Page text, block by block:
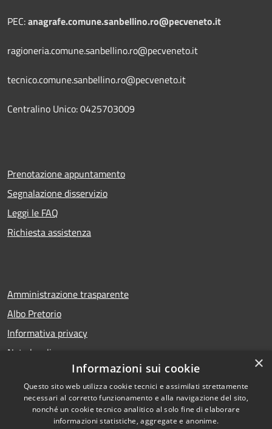
PEC:anagrafe.comune.sanbellino.ro@pecveneto.it
ragioneria.comune.sanbellino.ro@pecveneto.it
tecnico.comune.sanbellino.ro@pecveneto.it
Centralino Unico: 0425703009
Prenotazione appuntamento
Segnalazione disservizio
Leggi le FAQ
Richiesta assistenza
Amministrazione trasparente
Albo Pretorio
Informativa privacy
Note legali
Dichiarazione di accessibilità
×
Informazioni sui cookie
Questo sito web utilizza cookie tecnici e assimilati strettamente
necessari al corretto funzionamento e alla navigazione del sito,
nonché un cookie tecnico analitico al solo fine di elaborare
informazioni statistiche, aggregate e anonime.